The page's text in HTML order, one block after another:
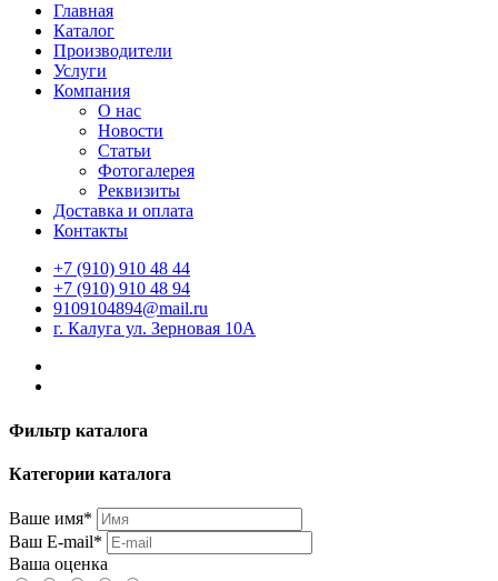
Главная
Каталог
Производители
Услуги
Компания
О нас
Новости
Статьи
Фотогалерея
Реквизиты
Доставка и оплата
Контакты
+7 (910) 910 48 44
+7 (910) 910 48 94
9109104894@mail.ru
г. Калуга ул. Зерновая 10А
Фильтр каталога
Категории каталога
Ваше имя*
Ваш E-mail*
Ваша оценка